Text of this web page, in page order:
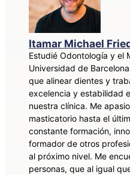
Itamar Michael
Estudié Odontología y el
Universidad de
que alinear dientes y
excelencia y estabilidad
nuestra clínica. Me
masticatorio hasta el
constante formación,
formador de otros
al próximo nivel. Me
personas, que al igual